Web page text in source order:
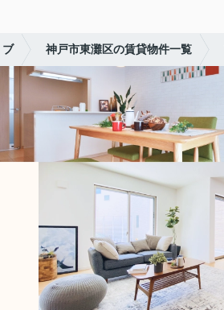
ブ 神戸市東灘区の賃貸物件一覧